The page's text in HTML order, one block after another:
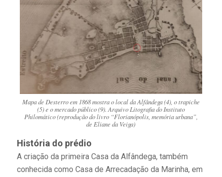
Mapa de Desterro em 1868 mostra o local da Alfândega (4), o trapiche
(5) e o mercado público (9). Arquivo Litografia do Instituto
Philomático (reprodução do livro “Florianópolis, memória urbana”,
de Eliane da Veiga)
História do prédio
A criação da primeira Casa da Alfândega, também
conhecida como Casa de Arrecadação da Marinha, em